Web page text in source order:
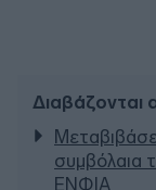
Διαβάζονται
συμβόλαια
ΕΝΦΙΑ